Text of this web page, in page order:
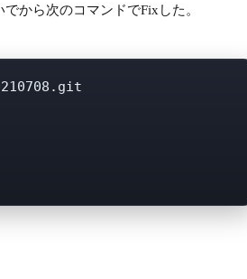
から次のコマンドでFixした。